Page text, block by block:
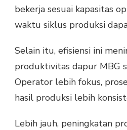
bekerja sesuai kapasitas
waktu siklus produksi
Selain itu, efisiensi ini
produktivitas dapur MBG
Operator lebih fokus,
hasil produksi lebih
Lebih jauh, peningkatan